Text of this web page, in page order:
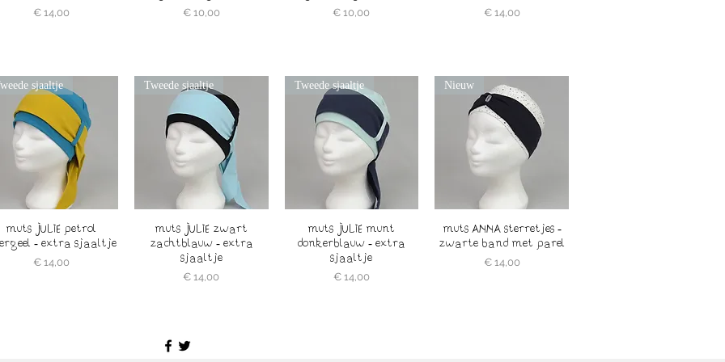
Prijs
€ 14,00 Prijs
€ 10,00 Prijs
€ 10,00 Prijs
€ 14,00
sjaaltje
muts JULIE petrol
- extra sjaaltje
Prijs
€ 14,00
Tweede sjaaltje
muts JULIE zwart
zachtblauw - extra
sjaaltje
Prijs
€ 14,00
Tweede sjaaltje
muts JULIE munt
donkerblauw - extra
sjaaltje
Prijs
€ 14,00
Nieuw
muts ANNA sterretjes -
zwarte band met parel
Prijs
€ 14,00